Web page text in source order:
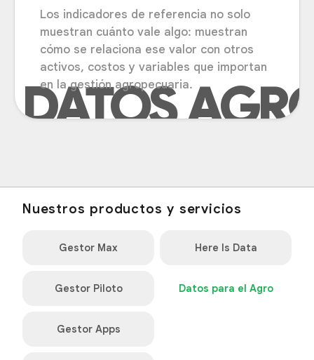
Los indicadores de referencia no solo
muestran cuánto vale algo: muestran
cómo se relaciona ese valor con otros
activos, costos y variables que importan
en la gestión agropecuaria.
Nuestros productos y servicios
Gestor Max
Gestor Piloto
Gestor Apps
Here Is Data
Datos para el Agro